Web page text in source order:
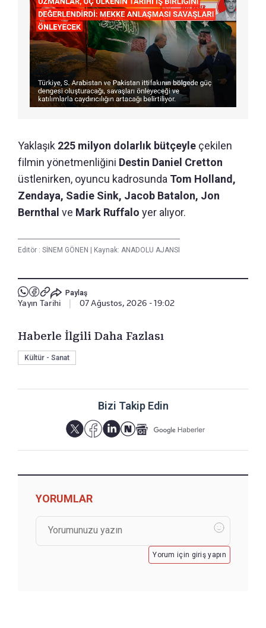
Yaklaşık 225 milyon dolarlık bütçeyle çekilen
filmin yönetmenliğini Destin Daniel Cretton
üstlenirken, oyuncu kadrosunda Tom Holland,
Zendaya, Sadie Sink, Jacob Batalon, Jon
Bernthal ve Mark Ruffalo yer alıyor.
Editör : SİNEM GÖNEN Kaynak: ANADOLU AJANSI
Paylaş
Yayın Tarihi 07 Ağustos, 2026 - 19:02
Haberle İlgili Daha Fazlası
Kültür - Sanat
Bizi Takip Edin
YORUMLAR
Yorum için giriş yapın